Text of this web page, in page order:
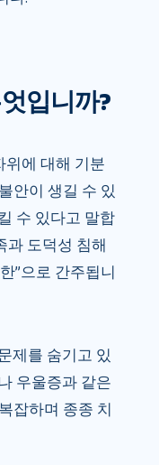
입니까?
위에 대해 기분
안이 생길 수 있
수 있다고 말합
과 도덕성 침해
”으로 간주됩니
제를 숨기고 있
우울증과 같은
잡하며 종종 치